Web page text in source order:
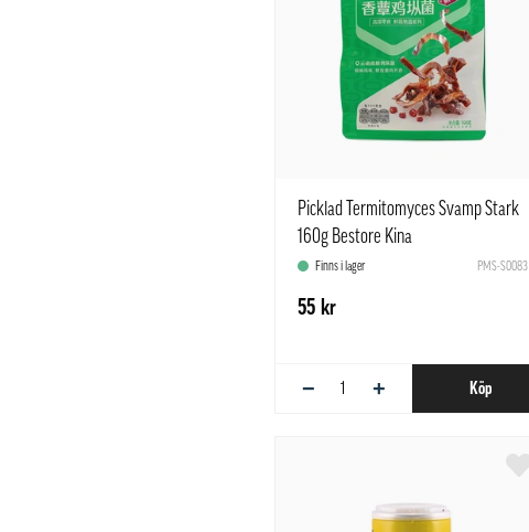
Picklad Termitomyces Svamp Stark
160g Bestore Kina
Finns i lager PMS-S0083
55 kr
− + Köp